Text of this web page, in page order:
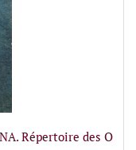
Répertoire des O